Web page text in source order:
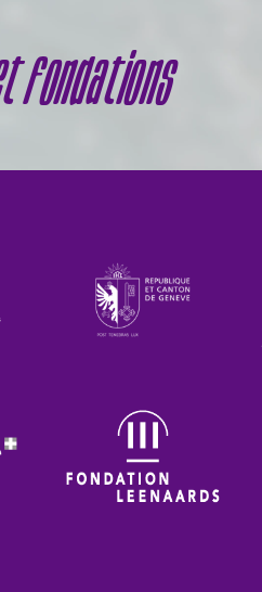
fondations